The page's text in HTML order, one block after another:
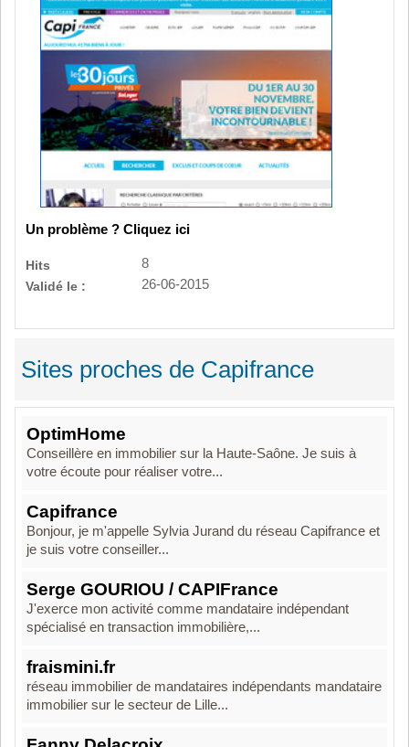
Un problème ? Cliquez ici
Hits
8
Validé le :
26-06-2015
Sites proches de Capifrance
OptimHome
Conseillère en immobilier sur la Haute-Saône. Je suis à
votre écoute pour réaliser votre...
Capifrance
Bonjour, je m'appelle Sylvia Jurand du réseau Capifrance et
je suis votre conseiller...
Serge GOURIOU / CAPIFrance
J'exerce mon activité comme mandataire indépendant
spécialisé en transaction immobilière,...
fraismini.fr
réseau immobilier de mandataires indépendants mandataire
immobilier sur le secteur de Lille...